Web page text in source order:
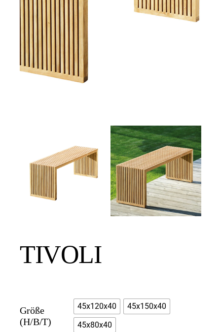
TIVOLI
Größe
(H/B/T)
45x120x40
45x150x40
45x80x40